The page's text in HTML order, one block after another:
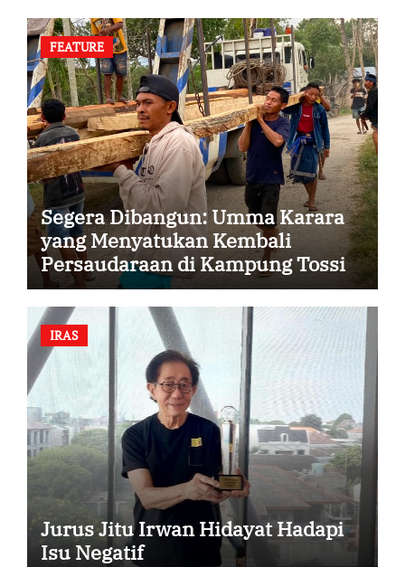
FEATURE
Segera Dibangun: Umma Karara
yang Menyatukan Kembali
Persaudaraan di Kampung Tossi
IRAS
Jurus Jitu Irwan Hidayat Hadapi
Isu Negatif